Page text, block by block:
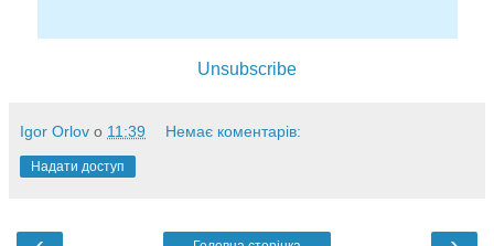
Unsubscribe
Igor Orlov о 11:39 Немає коментарів:
Надати доступ